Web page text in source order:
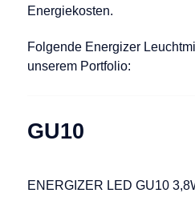
Energiekosten.
Folgende Energizer
unserem Portfolio:
GU10
ENERGIZER LED GU10